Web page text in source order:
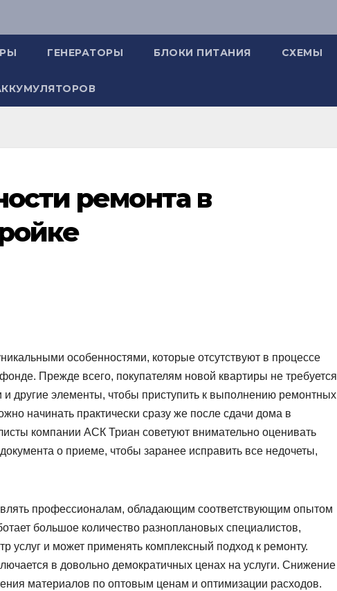
ГЕНЕРАТОРЫ БЛОКИ ПИТАНИЯ СХЕМЫ
ремонта в
особенностями, которые отсутствуют в процессе
Прежде всего, покупателям новой квартиры не требуется
другие элементы, чтобы приступить к выполнению ремонтных
начинать практически сразу же после сдачи дома в
компании АСК Триан советуют внимательно оценивать
о приеме, чтобы заранее исправить все недочеты,
профессионалам, обладающим соответствующим опытом
большое количество разноплановых специалистов,
услуг и может применять комплексный подход к ремонту.
в довольно демократичных ценах на услуги. Снижение
материалов по оптовым ценам и оптимизации расходов.